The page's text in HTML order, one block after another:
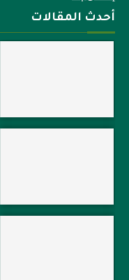
أحدث المقالات